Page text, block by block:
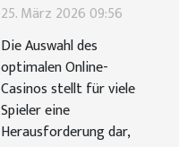
optimale
Online-
Casino
auswählt:
Sicherheit
25. März 2026 09:56
Die Auswahl des
optimalen Online-
Casinos stellt für viele
Spieler eine
Herausforderung dar,